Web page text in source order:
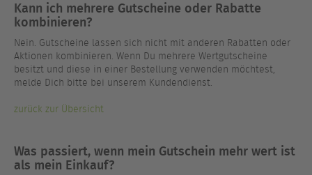
Kann ich mehrere Gutscheine oder Rabatte
kombinieren?
Nein. Gutscheine lassen sich nicht mit anderen Rabatten oder
Aktionen kombinieren. Wenn Du mehrere Wertgutscheine
besitzt und diese in einer Bestellung verwenden möchtest,
melde Dich bitte bei unserem Kundendienst.
zurück zur Übersicht
Was passiert, wenn mein Gutschein mehr wert ist
als mein Einkauf?